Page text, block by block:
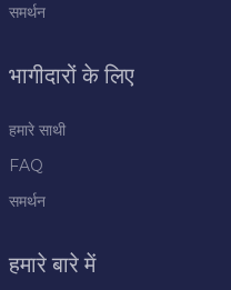
समर्थन
भागीदारों के लिए
हमारे साथी
FAQ
समर्थन
हमारे बारे में